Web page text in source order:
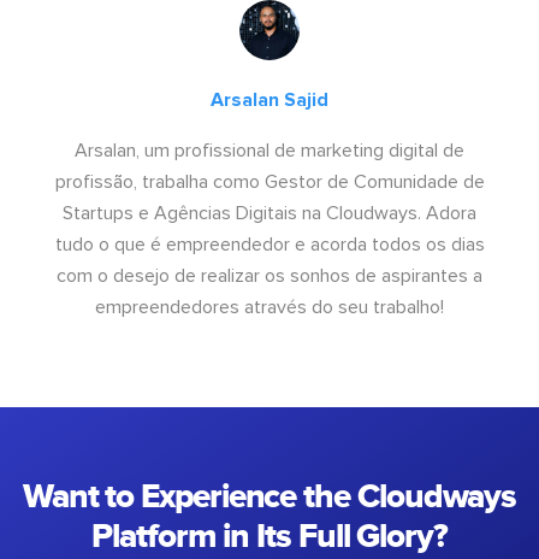
Arsalan Sajid
Arsalan, um profissional de marketing digital de
profissão, trabalha como Gestor de Comunidade de
Startups e Agências Digitais na Cloudways. Adora
tudo o que é empreendedor e acorda todos os dias
com o desejo de realizar os sonhos de aspirantes a
empreendedores através do seu trabalho!
Want to Experience the Cloudways
Platform in Its Full Glory?